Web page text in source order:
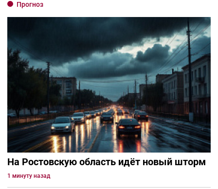
Прогноз
На Ростовскую область идёт новый шторм
1 минуту назад